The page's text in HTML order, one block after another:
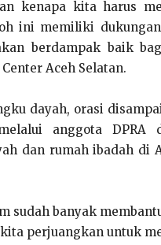
kenapa kita harus
ini memiliki
berdampak baik
Aceh Selatan.
dayah, orasi
anggota DPRA
dan rumah ibadah
sudah banyak
perjuangkan untuk